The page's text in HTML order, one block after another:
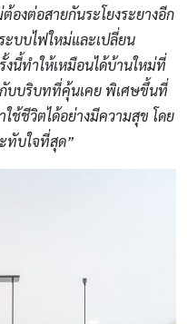
ต้องต่อสายกันระโยงระยางอีก
ะบบไฟใหม่และเปลี่ยน
งนี้ทำให้เหมือนได้บ้านใหม่ที่
กับบริบทที่คุ้นเคย พิเศษขึ้นที่
ช้ชีวิตได้อย่างมีความสุข โดย
ทับใจที่สุด”